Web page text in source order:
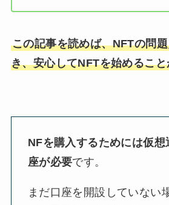
この記事を読めば、NFTの問
き、安心してNFTを始めるこ
NFを購入するためには仮想
座が必要です。
まだ口座を開設していない